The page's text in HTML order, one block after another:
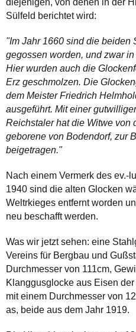
diejenigen, von denen in der
Sülfeld berichtet wird:
"Im Jahr 1660 sind die beiden
gegossen worden, und zwar
Hier wurden auch die
Erz geschmolzen. Die
dem Meister Friedrich
ausgeführt. Mit einer
Reichstaler hat die Witwe von
geborene von Bodendorf, zur
beigetragen."
Nach einem Vermerk des ev.-
1940 sind die alten Glocken
Weltrkieges entfernt worden
neu beschafft werden.
Was wir jetzt sehen: eine
Vereins für Bergbau und
Durchmesser von 111cm,
Klanggusglocke aus Eisen
mit einem Durchmesser von
as, beide aus dem Jahr 1919.